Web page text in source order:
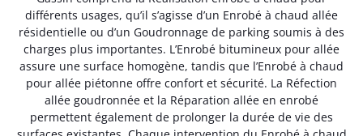
différents usages, qu’il s’agisse d’un Enrobé à chaud allée
résidentielle ou d’un Goudronnage de parking soumis à des
charges plus importantes. L’Enrobé bitumineux pour allée
assure une surface homogène, tandis que l’Enrobé à chaud
pour allée piétonne offre confort et sécurité. La Réfection
allée goudronnée et la Réparation allée en enrobé
permettent également de prolonger la durée de vie des